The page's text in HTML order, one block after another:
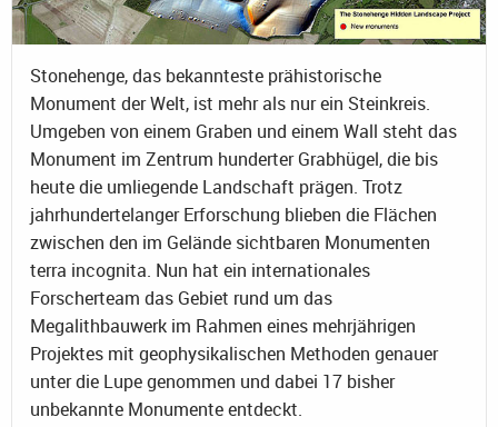
Stonehenge, das bekannteste prähistorische
Monument der Welt, ist mehr als nur ein Steinkreis.
Umgeben von einem Graben und einem Wall steht das
Monument im Zentrum hunderter Grabhügel, die bis
heute die umliegende Landschaft prägen. Trotz
jahrhundertelanger Erforschung blieben die Flächen
zwischen den im Gelände sichtbaren Monumenten
terra incognita. Nun hat ein internationales
Forscherteam das Gebiet rund um das
Megalithbauwerk im Rahmen eines mehrjährigen
Projektes mit geophysikalischen Methoden genauer
unter die Lupe genommen und dabei 17 bisher
unbekannte Monumente entdeckt.